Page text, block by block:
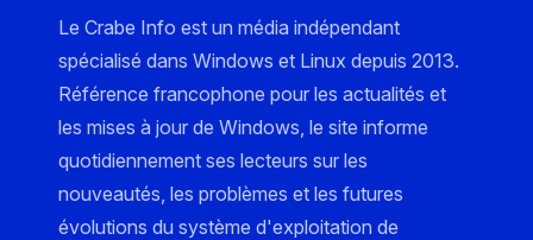
Le Crabe Info est un média indépendant
spécialisé dans Windows et Linux depuis 2013.
Référence francophone pour les actualités et
les mises à jour de Windows, le site informe
quotidiennement ses lecteurs sur les
nouveautés, les problèmes et les futures
évolutions du système d'exploitation de